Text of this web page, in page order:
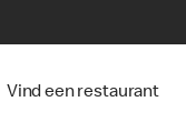
Vind een restaurant